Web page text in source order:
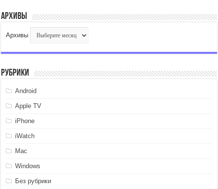
Архивы
Архивы
Рубрики
Android
Apple TV
iPhone
iWatch
Mac
Windows
Без рубрики